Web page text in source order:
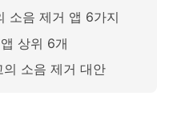
소음 제거 앱 6가지
상위 6개
소음 제거 대안